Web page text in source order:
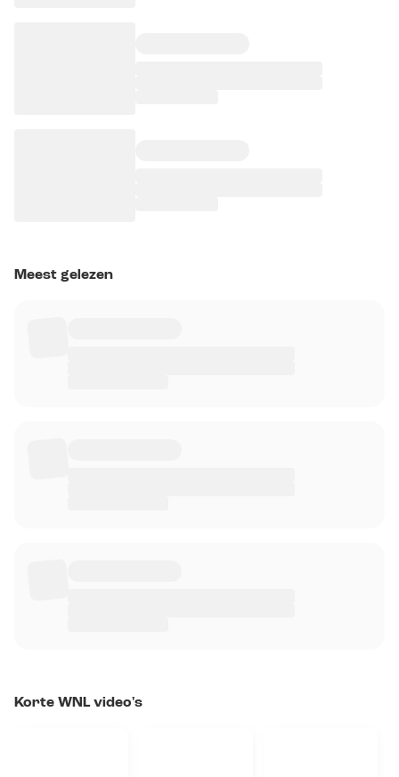
Meest gelezen
Korte WNL video's